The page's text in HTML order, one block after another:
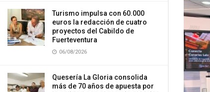
Turismo impulsa con 60.000
euros la redacción de cuatro
proyectos del Cabildo de
Fuerteventura
06/08/2026
Quesería La Gloria consolida
más de 70 años de apuesta por